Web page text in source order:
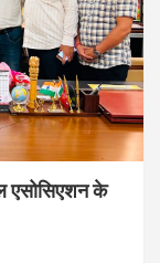
एसोसिएशन के